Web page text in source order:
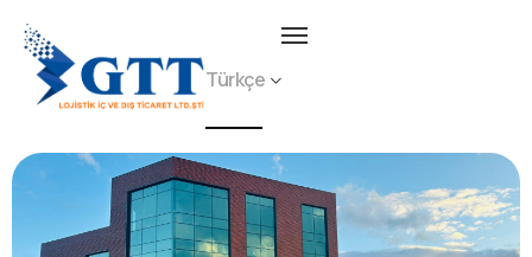
Türkçe